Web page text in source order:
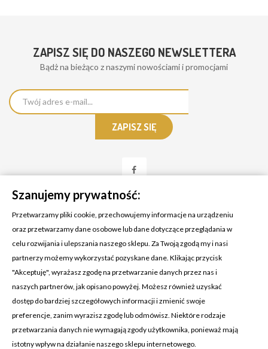
ZAPISZ SIĘ DO NASZEGO NEWSLETTERA
Bądż na bieżąco z naszymi nowościami i promocjami
KONTAKT Z NAMI
Adres:
Cosmetic4car
Budzisz 73A
39-200 Dębica
Dominik:
Szanujemy prywatność:
Przetwarzamy pliki cookie, przechowujemy informacje na urządzeniu
oraz przetwarzamy dane osobowe lub dane dotyczące przeglądania w
celu rozwijania i ulepszania naszego sklepu. Za Twoją zgodą my i nasi
partnerzy możemy wykorzystać pozyskane dane. Klikając przycisk
"Akceptuję", wyrażasz zgodę na przetwarzanie danych przez nas i
naszych partnerów, jak opisano powyżej. Możesz również uzyskać
dostęp do bardziej szczegółowych informacji i zmienić swoje
preferencje, zanim wyrazisz zgodę lub odmówisz. Niektóre rodzaje
przetwarzania danych nie wymagają zgody użytkownika, ponieważ mają
istotny wpływ na działanie naszego sklepu internetowego.